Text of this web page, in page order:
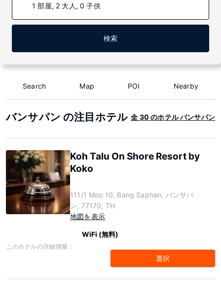
1 部屋, 2 大人, 0 子供
検索
Search Map POI Nearby
バンサパン の注目ホテル 全 30 のホテル バンサパン
Koh Talu On Shore Resort by
Koko
111/1 Moo 10, Bang Saphan, バンサパ
ン, 77170, TH
地図を表示
WiFi (無料)
このホテルの詳細情報：
選択